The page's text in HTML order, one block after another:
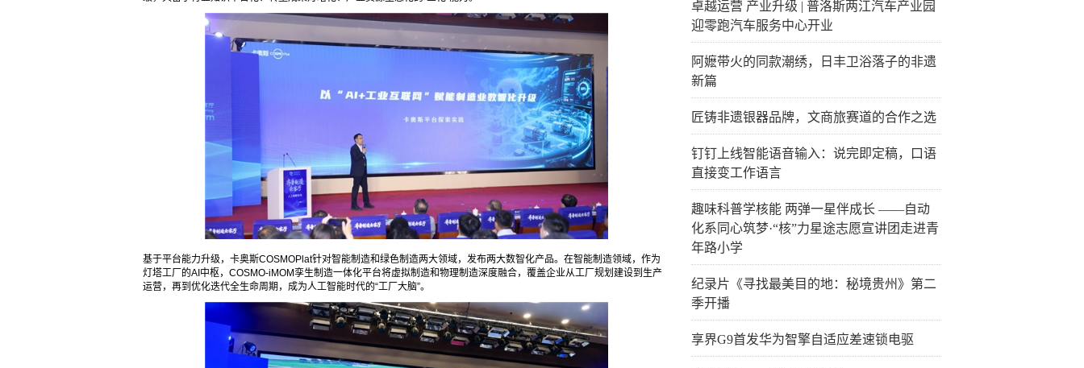
基于平台能力升级，卡奥斯COSMOPlat针对智能制造和绿色制造两大领域，发布两大数智化产品。在智能制造领域，作为
灯塔工厂的AI中枢，COSMO-iMOM孪生制造一体化平台将虚拟制造和物理制造深度融合，覆盖企业从工厂规划建设到生产
运营，再到优化迭代全生命周期，成为人工智能时代的“工厂大脑”。
卓越运营 产业升级 | 普洛斯两江汽车产业园
迎零跑汽车服务中心开业
阿嬷带火的同款潮绣，日丰卫浴落子的非遗
新篇
匠铸非遗银器品牌，文商旅赛道的合作之选
钉钉上线智能语音输入：说完即定稿，口语
直接变工作语言
趣味科普学核能 两弹一星伴成长 ——自动
化系同心筑梦·“核”力星途志愿宣讲团走进青
年路小学
纪录片《寻找最美目的地：秘境贵州》第二
季开播
享界G9首发华为智擎自适应差速锁电驱